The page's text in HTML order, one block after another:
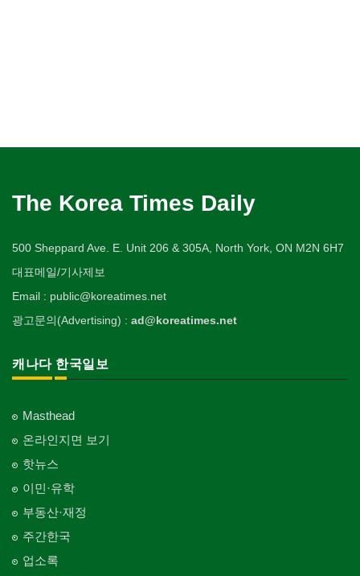
The Korea Times Daily
500 Sheppard Ave. E. Unit 206 & 305A, North York, ON M2N 6H7
대표메일/기사제보
Email : public@koreatimes.net
광고문의(Advertising) : ad@koreatimes.net
캐나다 한국일보
Masthead
온라인지면 보기
핫뉴스
이민·유학
부동산·재정
주간한국
업소록